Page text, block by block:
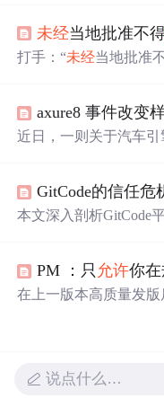
以预防数据泄露。云
案，包括业务系统数据
未经当地批准不
打手：“未经当地批准
员邓玉娇刺死官员案
县野三关镇采访此案
近日，一则关于汽车
家透露，这只是恶搞
改装行为未经车管部
GitCode的信任
本文深入剖析GitCode
律（开源许可证约束
社区（舆论监督与声誉
PM ：只 允许你
在上一版本高质量发
确认及全员参与。
说点什么…